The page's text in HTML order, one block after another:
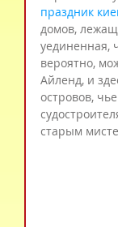
праздник
домов,
уединенная,
вероятно,
Айленд, и
островов,
старым